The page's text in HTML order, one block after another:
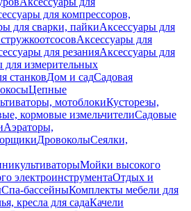
для компрессоров,
для сварки, пайкиАксессуары для
Аксессуары для
для резанияАксессуары для
для измерительных
станковДом и садСадовая
Цепные
мотоблокиКусторезы,
кормовые измельчителиСадовые
Аэраторы,
ДровоколыСеялки,
Мойки высокого
электроинструментаОтдых и
Спа-бассейныКомплекты мебели для
кресла для садаКачели